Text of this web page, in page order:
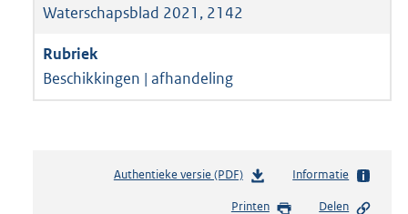
Waterschapsblad 2021, 2142
Beschikkingen | afhandeling
Authentieke versie (PDF)b
Informatie
Printen Delen